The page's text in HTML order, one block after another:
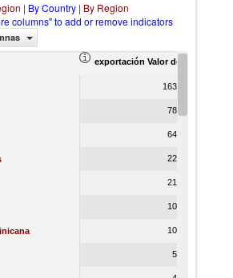
| By Country | By Region
columns" to add or remove indicators
exportación Valor del comercio
163,943.58
78,417.84
64,100.47
22,542.87
21,883.92
10,595.81
10,469.49
5,908.22